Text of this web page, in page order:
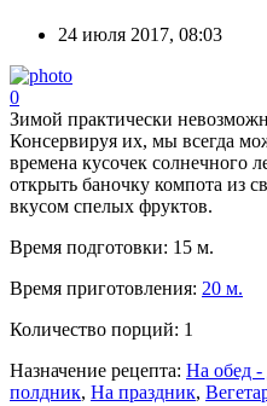
24 июля 2017, 08:03
0
Зимой практически
Консервируя их, мы всегда
времена кусочек солнечного
открыть баночку компота из
вкусом спелых фруктов.
Время подготовки: 15 м.
Время приготовления: 20 м.
Количество порций: 1
Назначение рецепта: На обед -
полдник, На праздник,